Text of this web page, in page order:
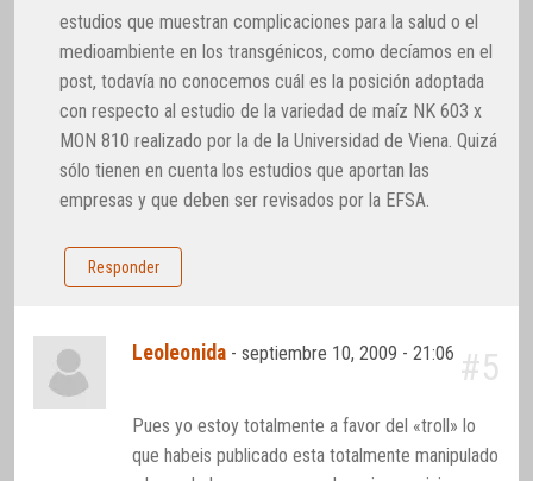
estudios que muestran complicaciones para la salud o el
medioambiente en los transgénicos, como decíamos en el
post, todavía no conocemos cuál es la posición adoptada
con respecto al estudio de la variedad de maíz NK 603 x
MON 810 realizado por la de la Universidad de Viena. Quizá
sólo tienen en cuenta los estudios que aportan las
empresas y que deben ser revisados por la EFSA.
Responder
Leoleonida -septiembre 10, 2009 - 21:06 #5
Pues yo estoy totalmente a favor del «troll» lo
que habeis publicado esta totalmente manipulado